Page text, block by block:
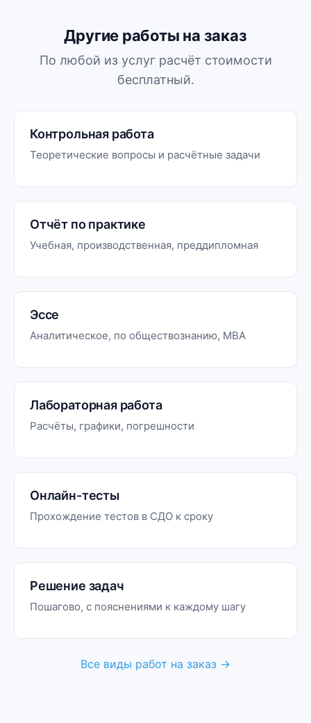
Другие работы на заказ
По любой из услуг расчёт стоимости
бесплатный.
Контрольная работа
Теоретические вопросы и расчётные задачи
Отчёт по практике
Учебная, производственная, преддипломная
Эссе
Аналитическое, по обществознанию, MBA
Лабораторная работа
Расчёты, графики, погрешности
Онлайн-тесты
Прохождение тестов в СДО к сроку
Решение задач
Пошагово, с пояснениями к каждому шагу
Все виды работ на заказ →